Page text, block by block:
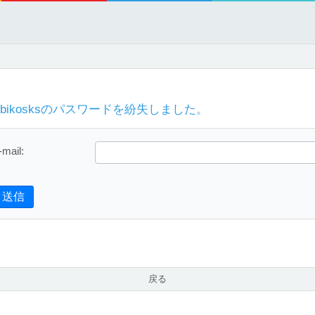
のパスワードを紛失しました。
mail:
送信
戻る